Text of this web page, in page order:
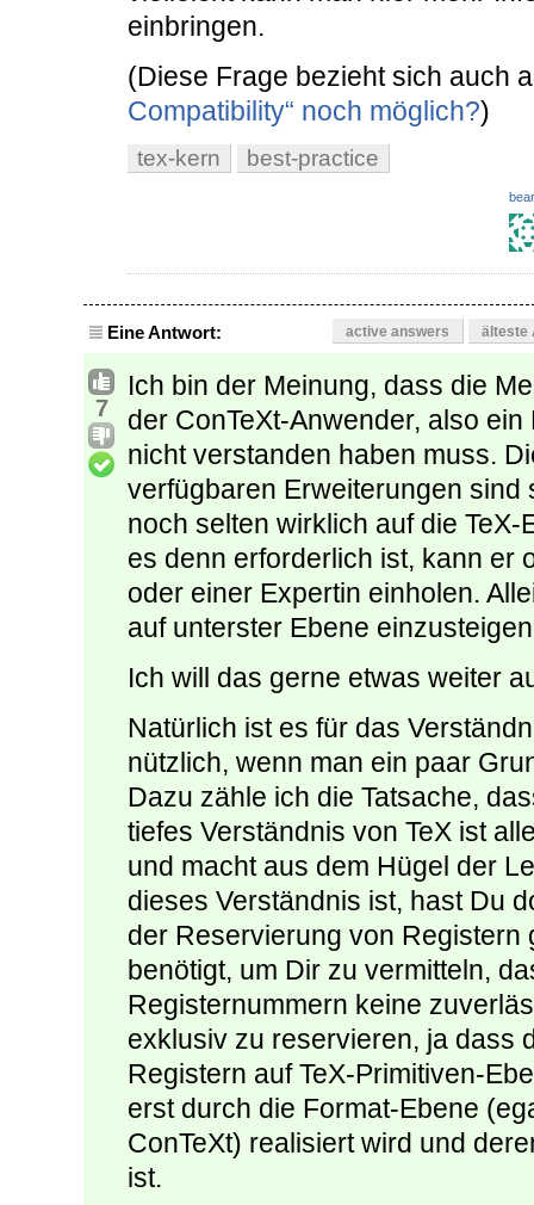
einbringen.
(Diese Frage bezieht sich auch
Compatibility“ noch möglich?)
tex-kern best-practice
Eine Antwort: active answers älteste
7
Ich bin der Meinung, dass die
der ConTeXt-Anwender, also
nicht verstanden haben muss.
verfügbaren Erweiterungen sind
noch selten wirklich auf die
es denn erforderlich ist, kann er
oder einer Expertin einholen.
auf unterster Ebene
Ich will das gerne etwas weiter
Natürlich ist es für das
nützlich, wenn man ein paar
Dazu zähle ich die Tatsache,
tiefes Verständnis von TeX ist
und macht aus dem Hügel der
dieses Verständnis ist, hast Du
der Reservierung von Registern
benötigt, um Dir zu vermitteln,
Registernummern keine
exklusiv zu reservieren, ja dass
Registern auf TeX-Primitiven-
erst durch die Format-Ebene
ConTeXt) realisiert wird und
ist.